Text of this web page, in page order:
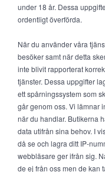
under 18 år. Dessa
ordentligt överförda.
När du använder våra
besöker samt när detta
inte blivit rapporterat
tjänster. Dessa uppgifter
ett spårningssystem som
går genom oss. Vi lämnar
när du handlar. Butikerna
data utifrån sina behov. I
då se och lagra ditt IP-
webbläsare ger ifrån sig.
de ej från oss men de kan